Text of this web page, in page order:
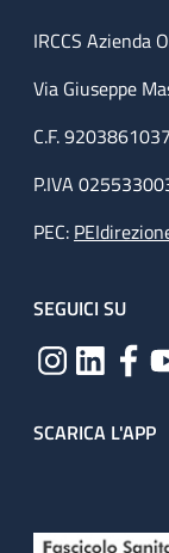
IRCCS Azienda
Via Giuseppe
C.F.
P.IVA
PEC:
SEGUICI SU
SCARICA L'APP